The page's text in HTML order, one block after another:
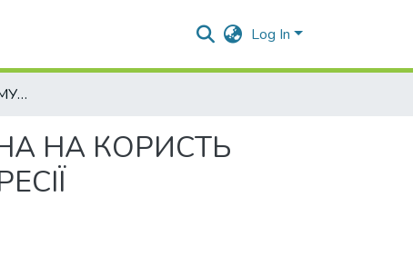
Log In
ВИЛУЧЕННЯ ТА ПРИМУСОВЕ ВІДЧУЖЕННЯ МАЙНА НА КОРИСТЬ ДЕРЖАВИ З МЕТОЮ ЗАХИСТУ ВІД ЗБРОЙНОЇ АГРЕСІЇ
НА КОРИСТЬ